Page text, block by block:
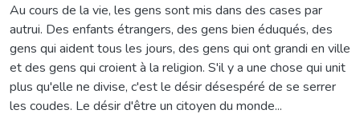
Au cours de la vie, les gens sont mis dans des cases par
autrui. Des enfants étrangers, des gens bien éduqués, des
gens qui aident tous les jours, des gens qui ont grandi en ville
et des gens qui croient à la religion. S'il y a une chose qui unit
plus qu'elle ne divise, c'est le désir désespéré de se serrer
les coudes. Le désir d'être un citoyen du monde...